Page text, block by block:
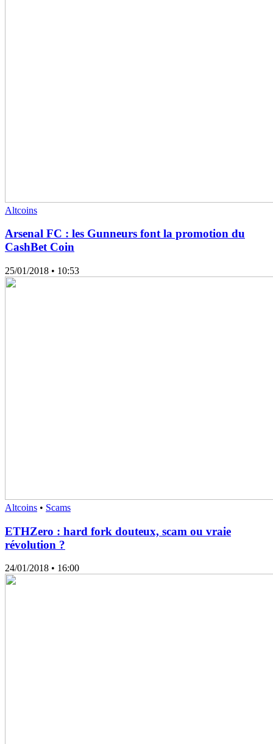
Altcoins
Arsenal FC : les Gunneurs font la promotion du
CashBet Coin
25/01/2018 • 10:53
Altcoins • Scams
ETHZero : hard fork douteux, scam ou vraie
révolution ?
24/01/2018 • 16:00